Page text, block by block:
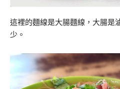
這裡的麵線是大腸麵線，大腸是
少。